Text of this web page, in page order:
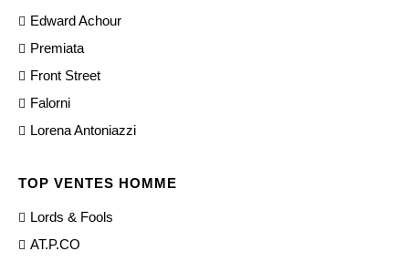
Edward Achour
Premiata
Front Street
Falorni
Lorena Antoniazzi
TOP VENTES HOMME
Lords & Fools
AT.P.CO